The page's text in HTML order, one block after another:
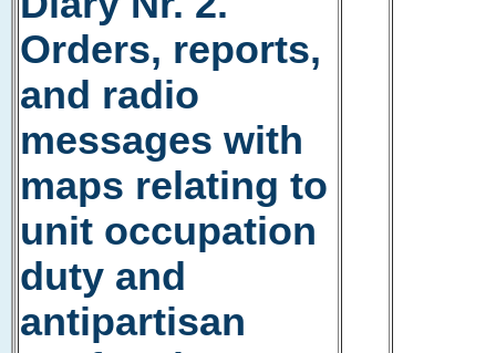
Orders, reports,
and radio
messages with
maps relating to
unit occupation
duty and
antipartisan